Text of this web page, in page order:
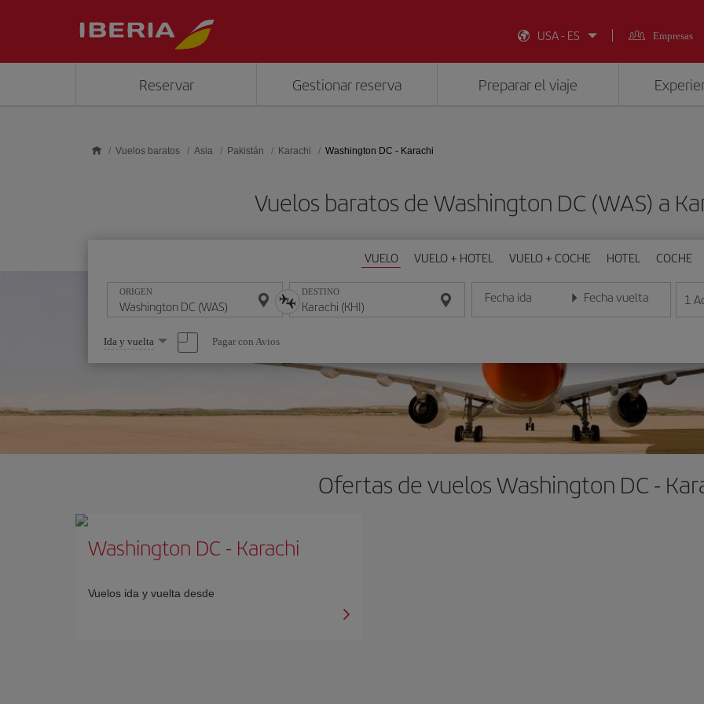
USA - ES
Empresas
Reservar Gestionar reserva Preparar el viaje
Vuelos baratos Asia Pakistán Karachi Washington DC - Karachi
Vuelos baratos de Washington DC (WAS) a
VUELO VUELO + HOTEL VUELO + COCHE HOTEL COCHE
ORIGEN DESTINO Fecha ida
Introduce la fecha en formato día/mes/año
Fecha vuelta
Introduce la fecha en 1
Seleccione
una
opción
Ida y vuelta Pagar con Avios
Ofertas de vuelos Washington DC -
Washington DC- Karachi
Vuelos ida y vuelta desde